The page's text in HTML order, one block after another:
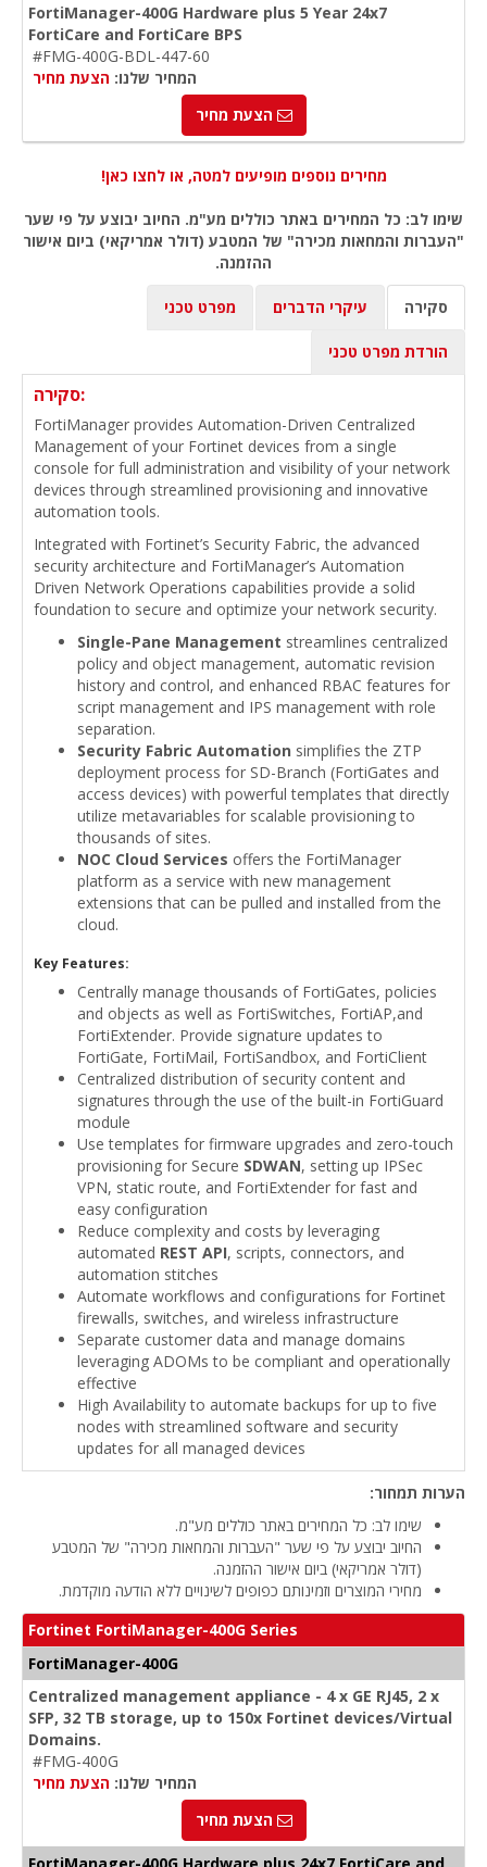
FortiManager-400G Hardware plus 5 Year 24x7
FortiCare and FortiCare BPS
#FMG-400G-BDL-447-60
המחיר שלנו: הצעת מחיר
הצעת מחיר
מחירים נוספים מופיעים למטה, או לחצו כאן!
שימו לב: כל המחירים באתר כוללים מע"מ. החיוב יבוצע על פי שער
"העברות והמחאות מכירה" של המטבע (דולר אמריקאי) ביום אישור
ההזמנה.
סקירה עיקרי הדברים מפרט טכני
הורדת מפרט טכני
סקירה:
FortiManager provides Automation-Driven Centralized
Management of your Fortinet devices from a single
console for full administration and visibility of your network
devices through streamlined provisioning and innovative
automation tools.
Integrated with Fortinet’s Security Fabric, the advanced
security architecture and FortiManager’s Automation
Driven Network Operations capabilities provide a solid
foundation to secure and optimize your network security.
Single-Pane Management streamlines centralized
policy and object management, automatic revision
history and control, and enhanced RBAC features for
script management and IPS management with role
separation.
Security Fabric Automation simplifies the ZTP
deployment process for SD-Branch (FortiGates and
access devices) with powerful templates that directly
utilize metavariables for scalable provisioning to
thousands of sites.
NOC Cloud Services offers the FortiManager
platform as a service with new management
extensions that can be pulled and installed from the
cloud.
Key Features:
Centrally manage thousands of FortiGates, policies
and objects as well as FortiSwitches, FortiAP,and
FortiExtender. Provide signature updates to
FortiGate, FortiMail, FortiSandbox, and FortiClient
Centralized distribution of security content and
signatures through the use of the built-in FortiGuard
module
Use templates for firmware upgrades and zero-touch
provisioning for Secure SDWAN, setting up IPSec
VPN, static route, and FortiExtender for fast and
easy configuration
Reduce complexity and costs by leveraging
automated REST API, scripts, connectors, and
automation stitches
Automate workflows and configurations for Fortinet
firewalls, switches, and wireless infrastructure
Separate customer data and manage domains
leveraging ADOMs to be compliant and operationally
effective
High Availability to automate backups for up to five
nodes with streamlined software and security
updates for all managed devices
הערות תמחור:
שימו לב: כל המחירים באתר כוללים מע"מ.
החיוב יבוצע על פי שער "העברות והמחאות מכירה" של המטבע
(דולר אמריקאי) ביום אישור ההזמנה.
מחירי המוצרים וזמינותם כפופים לשינויים ללא הודעה מוקדמת.
Fortinet FortiManager-400G Series
FortiManager-400G
Centralized management appliance - 4 x GE RJ45, 2 x
SFP, 32 TB storage, up to 150x Fortinet devices/Virtual
Domains.
#FMG-400G
המחיר שלנו: הצעת מחיר
הצעת מחיר